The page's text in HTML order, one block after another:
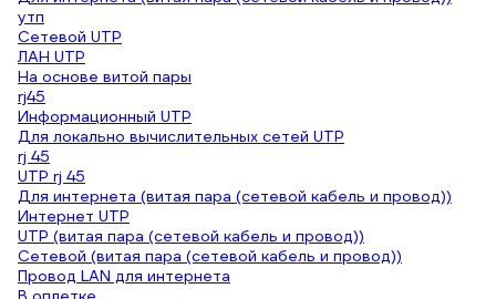
утп
Сетевой UTP
ЛАН UTP
На основе витой пары
rj45
Информационный UTP
Для локально вычислительных сетей UTP
rj 45
UTP rj 45
Для интернета (витая пара (сетевой кабель и провод))
Интернет UTP
UTP (витая пара (сетевой кабель и провод))
Сетевой (витая пара (сетевой кабель и провод))
Провод LAN для интернета